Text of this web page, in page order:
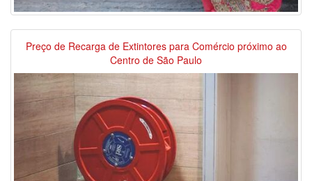
Preço de Recarga de Extintores para Comércio próximo ao
Centro de São Paulo